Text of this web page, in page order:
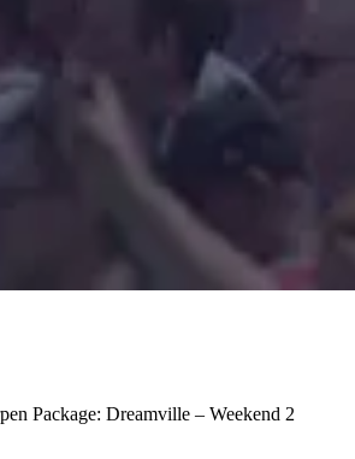
Package: Dreamville – Weekend 2